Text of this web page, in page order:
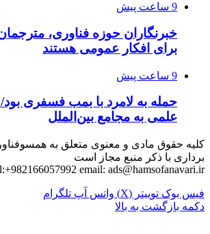
9 ساعت پیش
خبرنگاران حوزه فناوری،
برای افکار عمومی هستند
9 ساعت پیش
حمله به لامرد با بمب فسفری بود/
علمی به مجامع بین‌الملل
کلیه حقوق مادی و معنوی متعلق به
برداری با ذکر منبع مجاز است
email: ads@hamsofanavari.ir
فیس بوک توییتر (X) واتس آپ تلگرام
دکمه بازگشت به بالا